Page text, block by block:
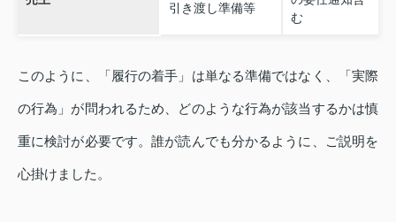
引き渡し準備等
む
このように、「履行の着手」は単なる準備ではなく、「実際
の行為」が問われるため、どのような行為が該当するかは慎
重に検討が必要です。誰が読んでも分かるように、ご説明を
心掛けました。